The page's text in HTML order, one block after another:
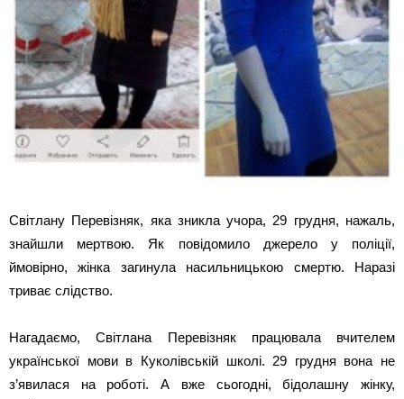
Світлану Перевізняк, яка зникла учора, 29 грудня, нажаль,
знайшли мертвою. Як повідомило джерело у поліції,
ймовірно, жінка загинула насильницькою смертю. Наразі
триває слідство.
Нагадаємо, Світлана Перевізняк працювала вчителем
української мови в Куколівській школі. 29 грудня вона не
з’явилася на роботі. А вже сьогодні, бідолашну жінку,